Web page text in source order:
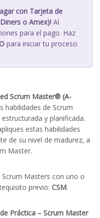
con Tarjeta de
o Amex)! Al
para el pago. Haz
para iniciar tu proceso
Scrum Master® (A-
habilidades de Scrum
y planificada.
estas habilidades
de su nivel de madurez, a
Master.
Masters con uno o
previo: CSM.
Práctica – Scrum Master